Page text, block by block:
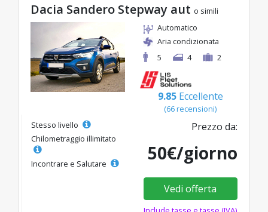
Dacia Sandero Stepway aut o simili
Automatico
Aria condizionata
5
4 2
9.85 Eccellente
(66 recensioni)
Stesso livello
Chilometraggio illimitato
Incontrare e Salutare
Prezzo da:
50€/giorno
Vedi offerta